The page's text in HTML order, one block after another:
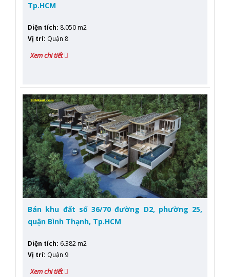
Tp.HCM
Diện tích: 8.050 m2
Vị trí: Quận 8
Xem chi tiết
Bán khu đất số 36/70 đường D2, phường 25,
quận Bình Thạnh, Tp.HCM
Diện tích: 6.382 m2
Vị trí: Quận 9
Xem chi tiết